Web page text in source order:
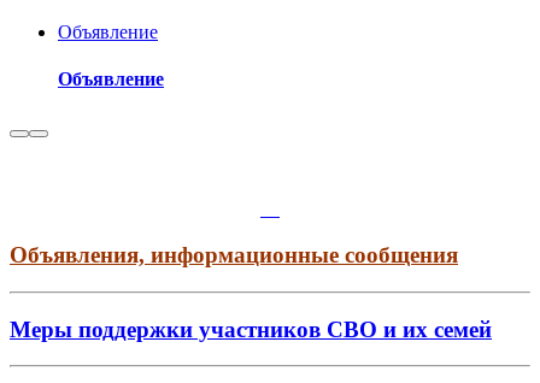
Объявление
Объявление
Объявления, информационные сообщения
Меры поддержки участников СВО и их семей